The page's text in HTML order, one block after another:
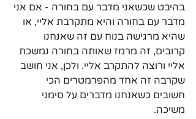
בהיבט שכשאני מדבר עם בחורה - אם אני
מדבר עם בחורה והיא מתקרבת אליי, או
שהיא מרגישה בנוח עם זה שאנחנו
קרובים, זה מרמז שאותה בחורה נמשכת
אליי ורוצה להתקרב אליי. ולכן, אני חושב
שקרבה זה אחד מהפרמטרים הכי
חשובים כשאנחנו מדברים על סימני
משיכה.